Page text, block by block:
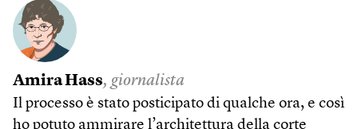
Amira Hass, giornalista
Il processo è stato posticipato di qualche ora, e così
ho potuto ammirare l’architettura della corte